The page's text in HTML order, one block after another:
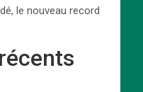
le nouveau record